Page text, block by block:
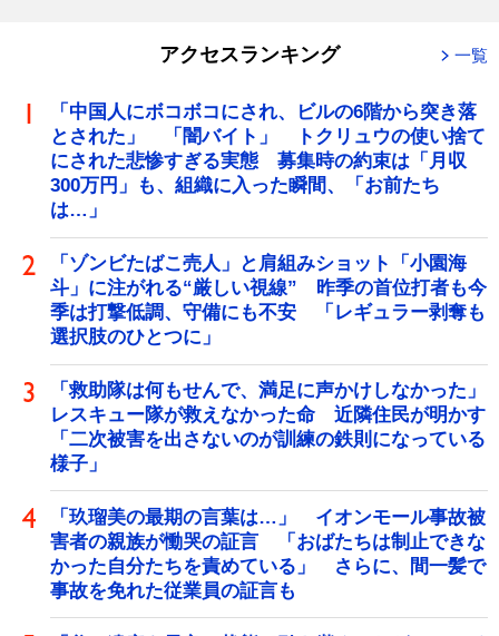
アクセスランキング 一覧
「中国人にボコボコにされ、ビルの6階から突き落
とされた」 「闇バイト」 トクリュウの使い捨て
にされた悲惨すぎる実態 募集時の約束は「月収
300万円」も、組織に入った瞬間、「お前たち
は…」
「ゾンビたばこ売人」と肩組みショット「小園海
斗」に注がれる“厳しい視線” 昨季の首位打者も今
季は打撃低調、守備にも不安 「レギュラー剥奪も
選択肢のひとつに」
「救助隊は何もせんで、満足に声かけしなかった」
レスキュー隊が救えなかった命 近隣住民が明かす
「二次被害を出さないのが訓練の鉄則になっている
様子」
「玖瑠美の最期の言葉は…」 イオンモール事故被
害者の親族が慟哭の証言 「おばたちは制止できな
かった自分たちを責めている」 さらに、間一髪で
事故を免れた従業員の証言も